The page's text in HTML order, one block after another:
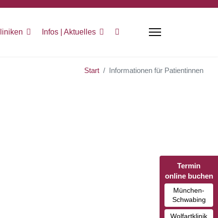
Infos | Aktuelles
Termin
online buchen
München-
Schwabing
Wolfartklinik
Start Informationen für Patientinnen